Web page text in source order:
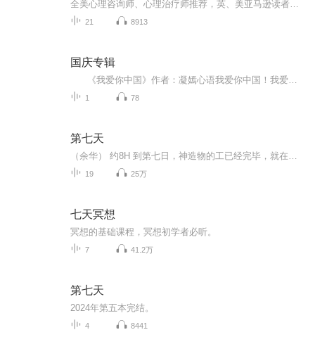
21 8913
国庆专辑
1 78
第七天
19 25万
七天冥想
冥想的基础课程，冥想初学者必听。
7 41.2万
第七天
2024年第五本完结。
4 8441